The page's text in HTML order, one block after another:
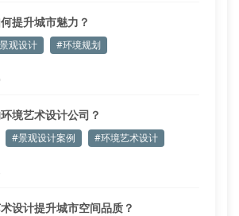
提升城市魅力？
观设计 #环境规划
境艺术设计公司？
#景观设计案例 #环境艺术设计
设计提升城市空间品质？